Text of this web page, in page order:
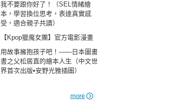
我不要跟你好了！（SEL情緒繪
本，學習換位思考，表達真實感
受，適合親子共讀）
【Kpop獵魔女團】官方電影漫畫
用故事擁抱孩子吧！——日本圖畫
書之父松居直的繪本人生（中文世
界首次出版•安野光雅插圖）
more